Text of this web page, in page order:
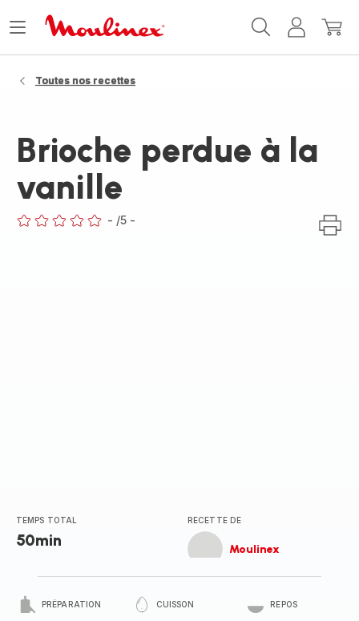
MonMon
Ouvrir
Toutes nos recettes
Brioche perdue à la
vanille
- /5 -
TEMPS TOTAL
50min
RECETTE DE
Moulinex
PRÉPARATION CUISSON REPOS